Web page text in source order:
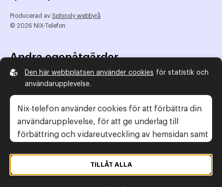
Producerad av Sphinxly webbyrå
© 2026 NIX-Telefon
Andra egenåtgärder
NIX Telefon
NIX addresserat
Reklamombudsmannen
Konsumentverket
Legal information
Gör anmälan
Den här webbplatsen använder cookies för statistik och
användarupplevelse.
Nix-telefon använder cookies för att förbättra din
användarupplevelse, för att ge underlag till
förbättring och vidareutveckling av hemsidan samt
TILLÅT ALLA